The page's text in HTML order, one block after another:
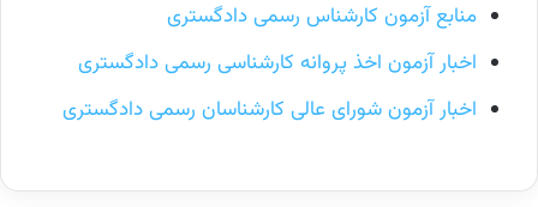
منابع آزمون کارشناس رسمی دادگستری
اخبار آزمون اخذ پروانه کارشناسی رسمی دادگستری
اخبار آزمون شورای عالی کارشناسان رسمی دادگستری